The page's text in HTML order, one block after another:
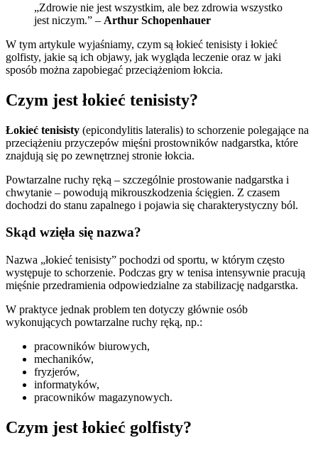
„Zdrowie nie jest wszystkim, ale bez zdrowia wszystko
jest niczym.” – Arthur Schopenhauer
W tym artykule wyjaśniamy, czym są łokieć tenisisty i łokieć
golfisty, jakie są ich objawy, jak wygląda leczenie oraz w jaki
sposób można zapobiegać przeciążeniom łokcia.
Czym jest łokieć tenisisty?
Łokieć tenisisty (epicondylitis lateralis) to schorzenie polegające na
przeciążeniu przyczepów mięśni prostowników nadgarstka, które
znajdują się po zewnętrznej stronie łokcia.
Powtarzalne ruchy ręką – szczególnie prostowanie nadgarstka i
chwytanie – powodują mikrouszkodzenia ścięgien. Z czasem
dochodzi do stanu zapalnego i pojawia się charakterystyczny ból.
Skąd wzięła się nazwa?
Nazwa „łokieć tenisisty” pochodzi od sportu, w którym często
występuje to schorzenie. Podczas gry w tenisa intensywnie pracują
mięśnie przedramienia odpowiedzialne za stabilizację nadgarstka.
W praktyce jednak problem ten dotyczy głównie osób
wykonujących powtarzalne ruchy ręką, np.:
pracowników biurowych,
mechaników,
fryzjerów,
informatyków,
pracowników magazynowych.
Czym jest łokieć golfisty?